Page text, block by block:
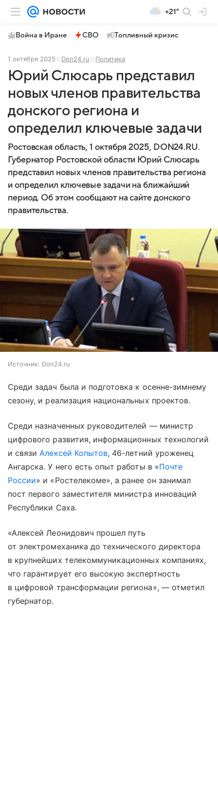
+21°
Война в Иране СВО Топливный кризис
1 октября 2025 Don24.ru Политика
Юрий Слюсарь представил
новых членов правительства
донского региона и
определил ключевые задачи
Ростовская область, 1 октября 2025, DON24.RU.
Губернатор Ростовской области Юрий Слюсарь
представил новых членов правительства региона
и определил ключевые задачи на ближайший
период. Об этом сообщают на сайте донского
правительства.
Источник: Don24.ru
Среди задач была и подготовка к осенне-зимнему
сезону, и реализация национальных проектов.
Среди назначенных руководителей — министр
цифрового развития, информационных технологий
и связи Алексей Копытов, 46-летний уроженец
Ангарска. У него есть опыт работы в «Почте
России» и «Ростелекоме», а ранее он занимал
пост первого заместителя министра инноваций
Республики Саха.
«Алексей Леонидович прошел путь
от электромеханика до технического директора
в крупнейших телекоммуникационных компаниях,
что гарантирует его высокую экспертность
в цифровой трансформации региона», — отметил
губернатор.